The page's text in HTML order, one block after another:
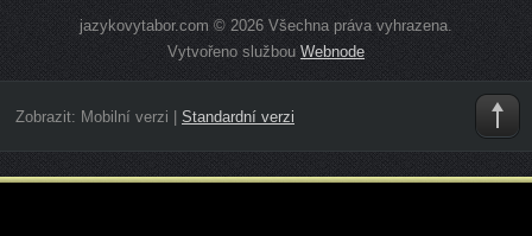
jazykovytabor.com © 2026 Všechna práva vyhrazena.
Vytvořeno službouWebnode
Zobrazit: Mobilní verzi Standardní verzi